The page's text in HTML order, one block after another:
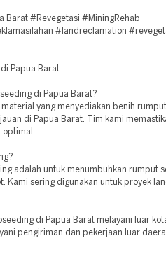
Barat #Revegetasi #MiningRehab
#landreclamation
di Papua Barat
di Papua Barat?
material yang menyediakan benih
di Papua Barat. Tim kami
adalah untuk menumbuhkan rumput
Kami sering digunakan untuk proyek
di Papua Barat melayani luar
pengiriman dan pekerjaan luar